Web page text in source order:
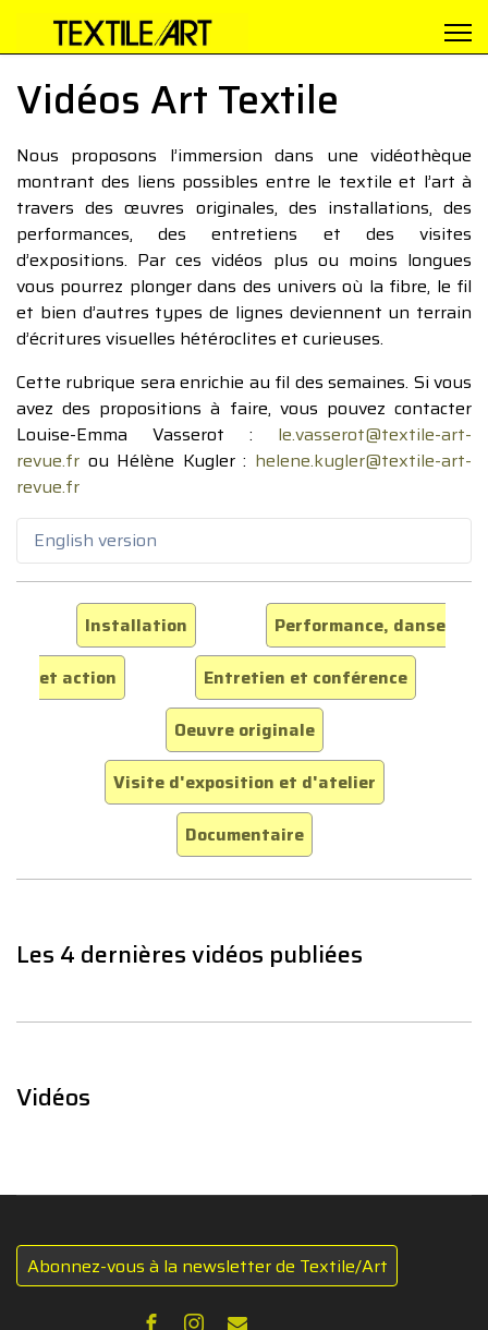
Vidéos Art Textile
Nous proposons l’immersion dans une vidéothèque
montrant des liens possibles entre le textile et l’art à
travers des œuvres originales, des installations, des
performances, des entretiens et des visites
d’expositions. Par ces vidéos plus ou moins longues
vous pourrez plonger dans des univers où la fibre, le fil
et bien d’autres types de lignes deviennent un terrain
d’écritures visuelles hétéroclites et curieuses.
Cette rubrique sera enrichie au fil des semaines. Si vous
avez des propositions à faire, vous pouvez contacter
Louise-Emma Vasserot : le.vasserot@textile-art-
revue.fr ou Hélène Kugler : helene.kugler@textile-art-
revue.fr
English version
Installation
Performance, danse
et action
Entretien et conférence
Oeuvre originale
Visite d'exposition et d'atelier
Documentaire
Les 4 dernières vidéos publiées
Vidéos
Abonnez-vous à la newsletter de Textile/Art